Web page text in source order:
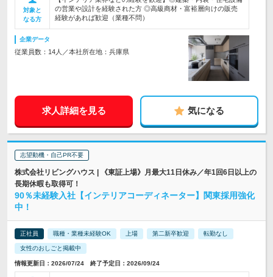
対象と
なる方
の営業や設計を経験された方 ◎高級商材・富裕層向けの販売
経験があれば歓迎（業種不問）
企業データ
従業員数：14人／本社所在地：兵庫県
求人詳細を見る 気になる
志望動機・自己PR不要
株式会社リビングハウス | 《東証上場》月最大11日休み／年1回6日以上の
長期休暇も取得可！
90％未経験入社【インテリアコーディネーター】関東採用強化
中！
正社員 職種・業種未経験OK 上場 第二新卒歓迎 転勤なし
女性のおしごと掲載中
情報更新日：2026/07/24 終了予定日：2026/09/24